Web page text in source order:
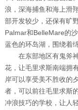
浪，深海捕鱼和海上滑
部开发较少，还保有旷
Palmar和BelleMare的
蓝色的环岛湖，围绕着
在东部地区有鬼斧神
花，让毛里求斯南端拥
岸可以享受美不胜收的
者，可以前往毛里求斯
冲浪技巧的学校，让人